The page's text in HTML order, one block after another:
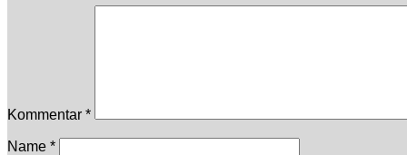
Kommentar *
Name *